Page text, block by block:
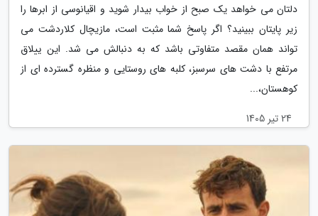
دلتان می خواهد یک صبح از خواب بیدار شوید و اقیانوسی از ابرها را
زیر پایتان ببینید؟ اگر پاسخ شما مثبت است، مازیچال کلاردشت می
تواند همان مقصد متفاوتی باشد که به دنبالش می شد. این ییلاق
مرتفع با دشت های سرسبز، کلبه های روستایی و منظره گسترده ای از
کوهستان،...
24 تیر 1405